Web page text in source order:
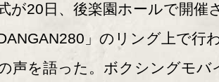
が20日、後楽園ホールで開催
」のリング上で行
声を語った。ボクシングモバ